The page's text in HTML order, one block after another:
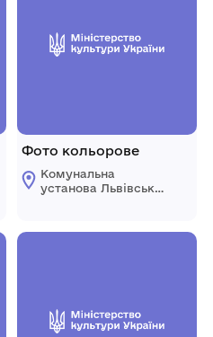
Фото кольорове
Комунальна
установа Львівської
меморіальний музей